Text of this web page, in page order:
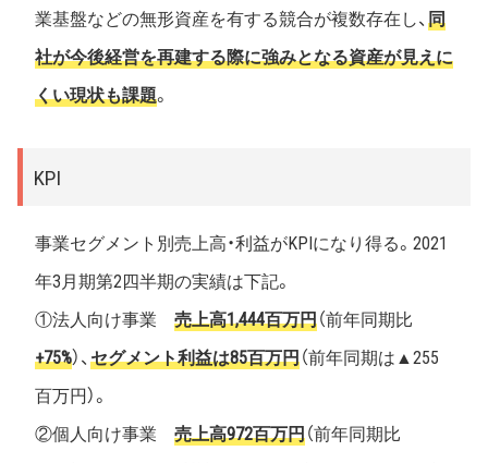
業基盤などの無形資産を有する競合が複数存在し、 同
社が今後経営を再建する際に強みとなる資産が見えに
くい現状も課題。
KPI
事業セグメント別売上高・利益がKPIになり得る。2021
年3月期第2四半期の実績は下記。
①法人向け事業 売上高1,444百万円（前年同期比
+75%）、セグメント利益は85百万円（前年同期は▲255
百万円）。
②個人向け事業 売上高972百万円（前年同期比